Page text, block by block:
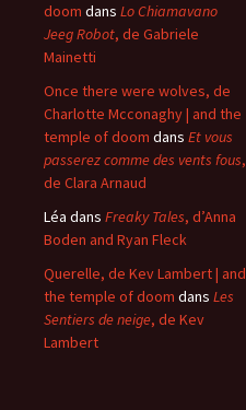
doom dans Lo Chiamavano
Jeeg Robot, de Gabriele
Mainetti
Once there were wolves, de
Charlotte Mcconaghy | and the
temple of doom dans Et vous
passerez comme des vents fous,
de Clara Arnaud
Léa dans Freaky Tales, d’Anna
Boden and Ryan Fleck
Querelle, de Kev Lambert | and
the temple of doom dans Les
Sentiers de neige, de Kev
Lambert